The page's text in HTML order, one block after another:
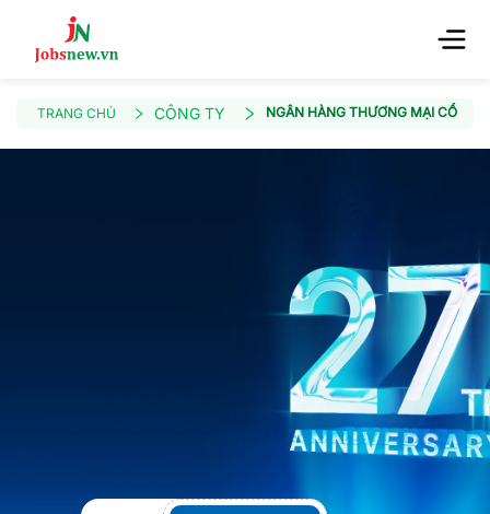
TRANG CHỦ CÔNG TY NGÂN HÀNG THƯƠNG MẠI CỔ